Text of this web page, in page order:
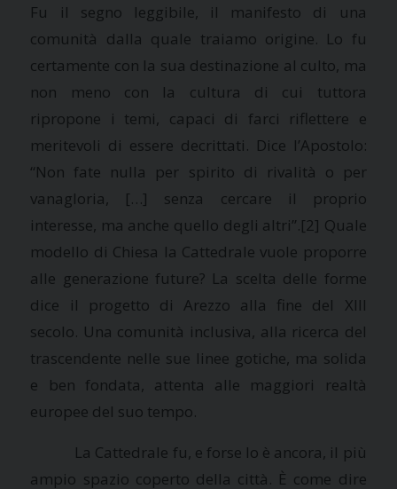
Fu il segno leggibile, il manifesto di una
comunità dalla quale traiamo origine. Lo fu
certamente con la sua destinazione al culto, ma
non meno con la cultura di cui tuttora
ripropone i temi, capaci di farci riflettere e
meritevoli di essere decrittati. Dice l’Apostolo:
“Non fate nulla per spirito di rivalità o per
vanagloria, […] senza cercare il proprio
interesse, ma anche quello degli altri”.[2] Quale
modello di Chiesa la Cattedrale vuole proporre
alle generazione future? La scelta delle forme
dice il progetto di Arezzo alla fine del XIII
secolo. Una comunità inclusiva, alla ricerca del
trascendente nelle sue linee gotiche, ma solida
e ben fondata, attenta alle maggiori realtà
europee del suo tempo.
La Cattedrale fu, e forse lo è ancora, il più
ampio spazio coperto della città. È come dire